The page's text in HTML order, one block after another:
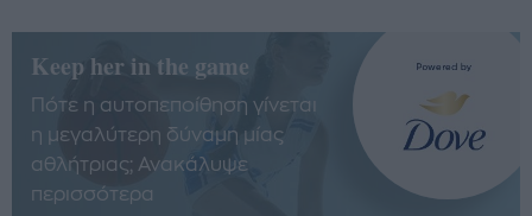
Keep her in the game
Πότε η αυτοπεποίθηση γίνεται
η μεγαλύτερη δύναμη μίας
αθλήτριας; Ανακάλυψε
περισσότερα